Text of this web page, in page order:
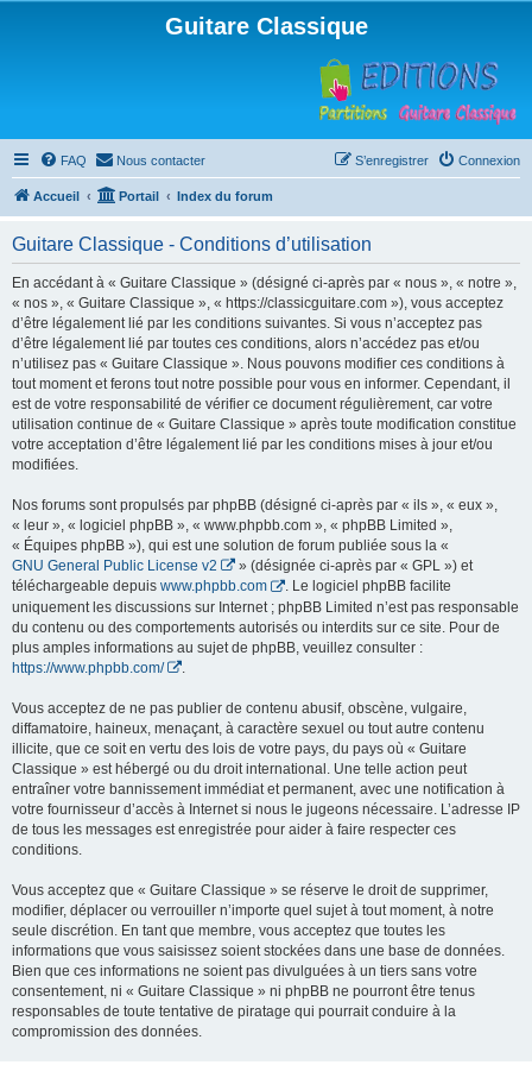
Guitare Classique
FAQ Nous contacter Connexion
S’enregistrer
Accueil Portail Index du forum
Guitare Classique - Conditions d’utilisation
En accédant à « Guitare Classique » (désigné ci-après par « nous », « notre »,
« nos », « Guitare Classique », « https://classicguitare.com »), vous acceptez
d’être légalement lié par les conditions suivantes. Si vous n’acceptez pas
d’être légalement lié par toutes ces conditions, alors n’accédez pas et/ou
n’utilisez pas « Guitare Classique ». Nous pouvons modifier ces conditions à
tout moment et ferons tout notre possible pour vous en informer. Cependant, il
est de votre responsabilité de vérifier ce document régulièrement, car votre
utilisation continue de « Guitare Classique » après toute modification constitue
votre acceptation d’être légalement lié par les conditions mises à jour et/ou
modifiées.
Nos forums sont propulsés par phpBB (désigné ci-après par « ils », « eux »,
« leur », « logiciel phpBB », « www.phpbb.com », « phpBB Limited »,
« Équipes phpBB »), qui est une solution de forum publiée sous la «
GNU General Public License v2
» (désignée ci-après par « GPL ») et
téléchargeable depuis www.phpbb.com
. Le logiciel phpBB facilite
uniquement les discussions sur Internet ; phpBB Limited n’est pas responsable
du contenu ou des comportements autorisés ou interdits sur ce site. Pour de
plus amples informations au sujet de phpBB, veuillez consulter :
https://www.phpbb.com/
Vous acceptez de ne pas publier de contenu abusif, obscène, vulgaire,
diffamatoire, haineux, menaçant, à caractère sexuel ou tout autre contenu
illicite, que ce soit en vertu des lois de votre pays, du pays où « Guitare
Classique » est hébergé ou du droit international. Une telle action peut
entraîner votre bannissement immédiat et permanent, avec une notification à
votre fournisseur d’accès à Internet si nous le jugeons nécessaire. L’adresse IP
de tous les messages est enregistrée pour aider à faire respecter ces
conditions.
Vous acceptez que « Guitare Classique » se réserve le droit de supprimer,
modifier, déplacer ou verrouiller n’importe quel sujet à tout moment, à notre
seule discrétion. En tant que membre, vous acceptez que toutes les
informations que vous saisissez soient stockées dans une base de données.
Bien que ces informations ne soient pas divulguées à un tiers sans votre
consentement, ni « Guitare Classique » ni phpBB ne pourront être tenus
responsables de toute tentative de piratage qui pourrait conduire à la
compromission des données.